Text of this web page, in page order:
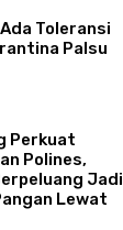
Toleransi
Palsu
Perkuat
Polines,
Jadi
Lewat